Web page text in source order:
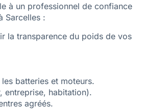
à un professionnel de confiance
Sarcelles :
la transparence du poids de vos
batteries et moteurs.
entreprise, habitation).
agréés.